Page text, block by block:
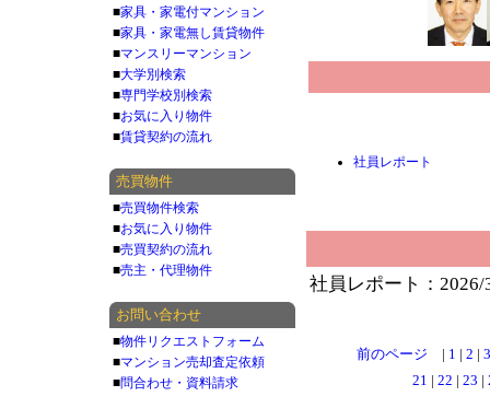
社員レポート
社員レポート：2026/
前のページ | 1 | 2 | 3
21 | 22 | 23 |
■家具・家電付マンション
■家具・家電無し賃貸物件
■マンスリーマンション
■大学別検索
■専門学校別検索
■お気に入り物件
■賃貸契約の流れ
売買物件
■売買物件検索
■お気に入り物件
■売買契約の流れ
■売主・代理物件
お問い合わせ
■物件リクエストフォーム
■マンション売却査定依頼
■問合わせ・資料請求